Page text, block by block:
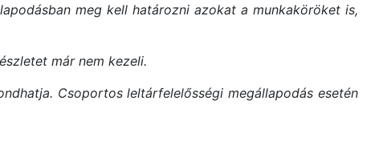
meg kell határozni azokat a munkaköröket is,
már nem kezeli.
Csoportos leltárfelelősségi megállapodás esetén